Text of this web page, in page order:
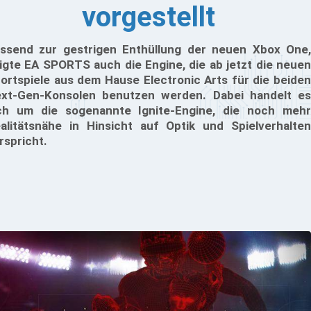
vorgestellt
zur gestrigen Enthüllung der neuen Xbox One,
EA SPORTS auch die Engine, die ab jetzt die neuen
aus dem Hause Electronic Arts für die beiden
Gen-Konsolen benutzen werden. Dabei handelt es
um die sogenannte Ignite-Engine, die noch mehr
in Hinsicht auf Optik und Spielverhalten